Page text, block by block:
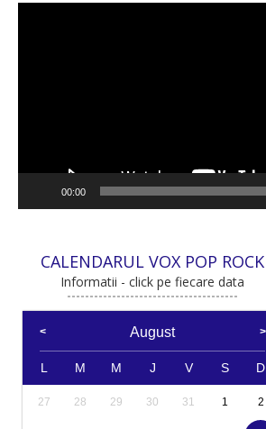
00:00
CALENDARUL VOX POP ROCK
Informatii - click pe fiecare data
August
L M M J V S D
27 28 29 30 31 1 2